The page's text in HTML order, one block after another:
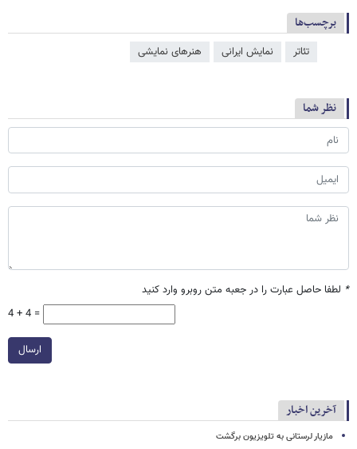
برچسب‌ها
تئاتر نمایش ایرانی هنرهای نمایشی
نظر شما
* لطفا حاصل عبارت را در جعبه متن روبرو وارد کنید
4 + 4 =
ارسال
آخرین اخبار
مازیار لرستانی به تلویزیون برگشت